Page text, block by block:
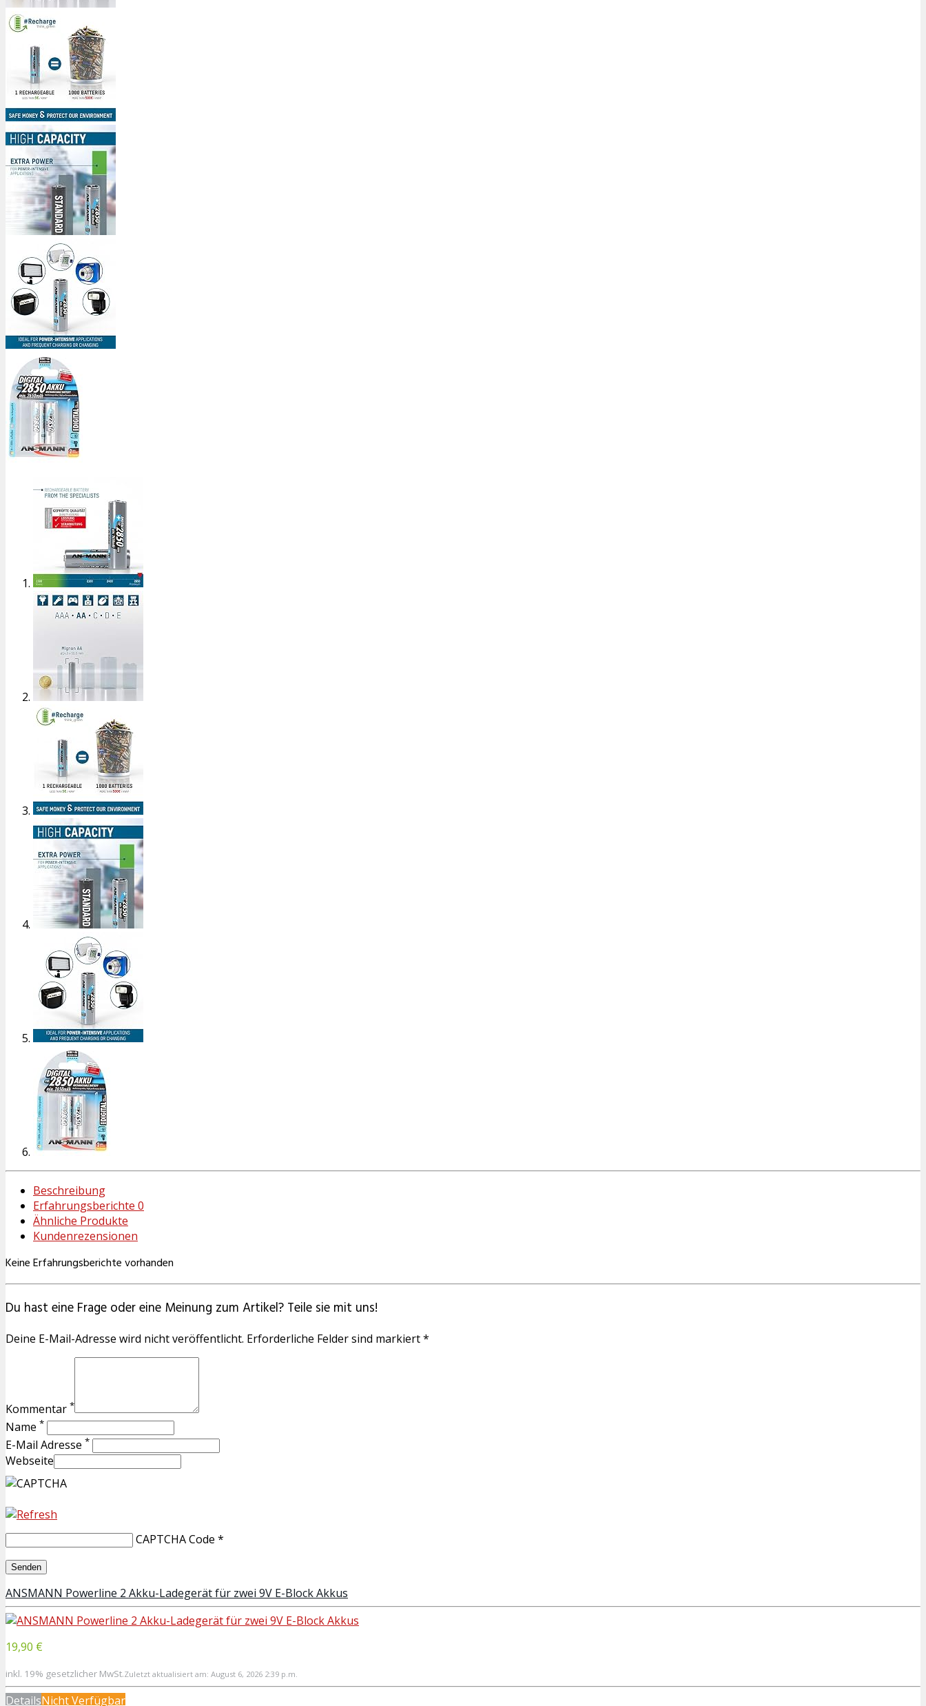
Beschreibung
Erfahrungsberichte 0
Ähnliche Produkte
Kundenrezensionen
Keine Erfahrungsberichte vorhanden
Du hast eine Frage oder eine Meinung zum Artikel? Teile sie mit uns!
Deine E-Mail-Adresse wird nicht veröffentlicht. Erforderliche Felder sind markiert *
Kommentar *
Name *
E-Mail Adresse *
Webseite
CAPTCHA Code *
ANSMANN Powerline 2 Akku-Ladegerät für zwei 9V E-Block Akkus
19,90 €
inkl. 19% gesetzlicher MwSt.Zuletzt aktualisiert am: August 6, 2026 2:39 p.m.
DetailsNicht Verfügbar